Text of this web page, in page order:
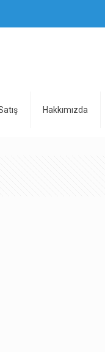
Hakkımızda